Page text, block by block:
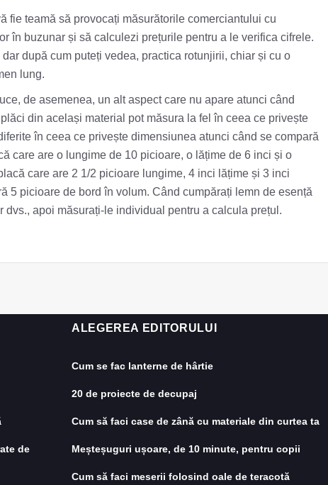
fie teamă să provocați măsurătorile comerciantului cu
în buzunar și să calculezi prețurile pentru a le verifica cifrele.
după cum puteți vedea, practica rotunjirii, chiar și cu o
lung.
de asemenea, un alt aspect care nu apare atunci când
din același material pot măsura la fel în ceea ce privește
în ceea ce privește dimensiunea atunci când se compară
care are o lungime de 10 picioare, o lățime de 6 inci și o
care are 2 1/2 picioare lungime, 4 inci lățime și 3 inci
5 picioare de bord în volum. Când cumpărați lemn de esență
apoi măsurați-le individual pentru a calcula prețul.
de
ALEGEREA EDITORULUI
Cum se fac lanterne de hârtie
20 de proiecte de decupaj
Cum să faci case de zână cu materiale din curtea ta
Meșteșuguri ușoare, de 10 minute, pentru copii
Cum să faci meserii folosind oale de teracotă